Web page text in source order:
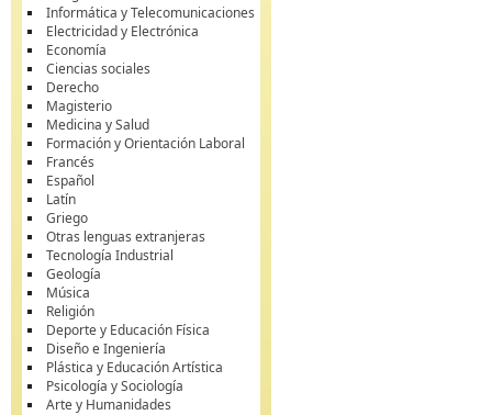
Informática y Telecomunicaciones
Electricidad y Electrónica
Economía
Ciencias sociales
Derecho
Magisterio
Medicina y Salud
Formación y Orientación Laboral
Francés
Español
Latín
Griego
Otras lenguas extranjeras
Tecnología Industrial
Geología
Música
Religión
Deporte y Educación Física
Diseño e Ingeniería
Plástica y Educación Artística
Psicología y Sociología
Arte y Humanidades